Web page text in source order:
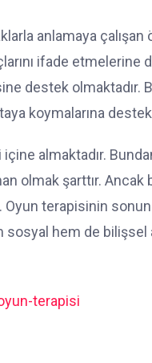
anlamaya çalışan
ifade etmelerine
destek olmaktadır.
koymalarına
almaktadır.
olmak şarttır.
terapisinin
hem de bilişsel